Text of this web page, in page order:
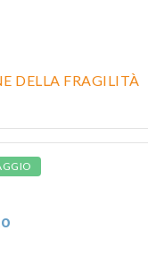
DELLA FRAGILITÀ